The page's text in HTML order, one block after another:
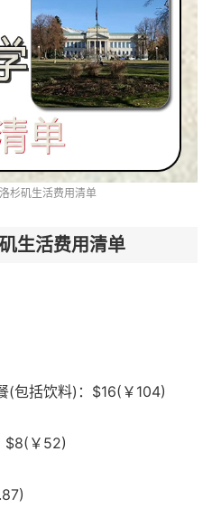
杉矶生活费用清单
生活费用清单
(包括饮料)：$16(￥104)
$8(￥52)